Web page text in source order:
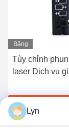
Băng
hình
Tùy chỉnh
laser Dịch vụ
Nói
Lyn